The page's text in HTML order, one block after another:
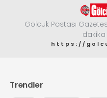
Gölcük Postası
https://
Trendler